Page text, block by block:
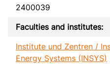
2400039
Faculties and institutes:
Institute und Zentren /
Energy Systems (INSYS)